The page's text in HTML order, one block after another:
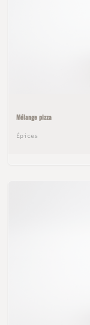
Mélange pizza
Épices